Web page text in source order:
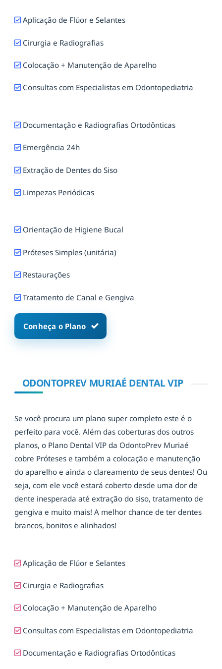
Aplicação de Flúor e Selantes
Cirurgia e Radiografias
Colocação + Manutenção de Aparelho
Consultas com Especialistas em Odontopediatria
Documentação e Radiografias Ortodônticas
Emergência 24h
Extração de Dentes do Siso
Limpezas Periódicas
Orientação de Higiene Bucal
Próteses Simples (unitária)
Restaurações
Tratamento de Canal e Gengiva
Conheça o Plano
ODONTOPREV MURIAÉ DENTAL VIP
Se você procura um plano super completo este é o
perfeito para você. Além das coberturas dos outros
planos, o Plano Dental VIP da OdontoPrev Muriaé
cobre Próteses e também a colocação e manutenção
do aparelho e ainda o clareamento de seus dentes! Ou
seja, com ele você estará coberto desde uma dor de
dente inesperada até extração do siso, tratamento de
gengiva e muito mais! A melhor chance de ter dentes
brancos, bonitos e alinhados!
Aplicação de Flúor e Selantes
Cirurgia e Radiografias
Colocação + Manutenção de Aparelho
Consultas com Especialistas em Odontopediatria
Documentação e Radiografias Ortodônticas